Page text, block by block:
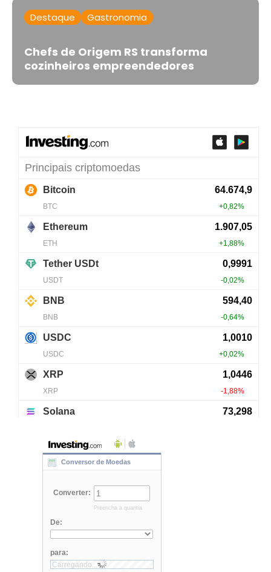
Destaque Gastronomia
Chefs de Origem RS transforma
cozinheiros empreendedores